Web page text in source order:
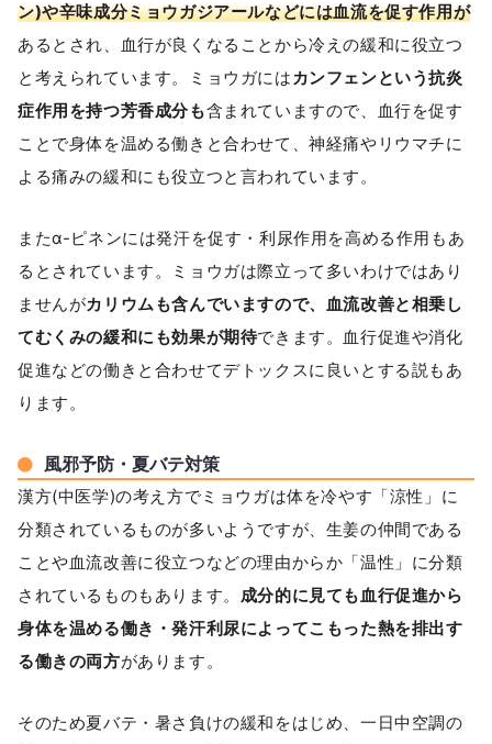
ン)や辛味成分ミョウガジアールなどには血流を促す作用が
あるとされ、血行が良くなることから冷えの緩和に役立つ
と考えられています。ミョウガにはカンフェンという抗炎
症作用を持つ芳香成分も含まれていますので、血行を促す
ことで身体を温める働きと合わせて、神経痛やリウマチに
よる痛みの緩和にも役立つと言われています。
またα-ピネンには発汗を促す・利尿作用を高める作用もあ
るとされています。ミョウガは際立って多いわけではあり
ませんがカリウムも含んでいますので、血流改善と相乗し
てむくみの緩和にも効果が期待できます。血行促進や消化
促進などの働きと合わせてデトックスに良いとする説もあ
ります。
風邪予防・夏バテ対策
漢方(中医学)の考え方でミョウガは体を冷やす「涼性」に
分類されているものが多いようですが、生姜の仲間である
ことや血流改善に役立つなどの理由からか「温性」に分類
されているものもあります。 成分的に見ても血行促進から
身体を温める働き・発汗利尿によってこもった熱を排出す
る働きの両方があります。
そのため夏バテ・暑さ負けの緩和をはじめ、一日中空調の